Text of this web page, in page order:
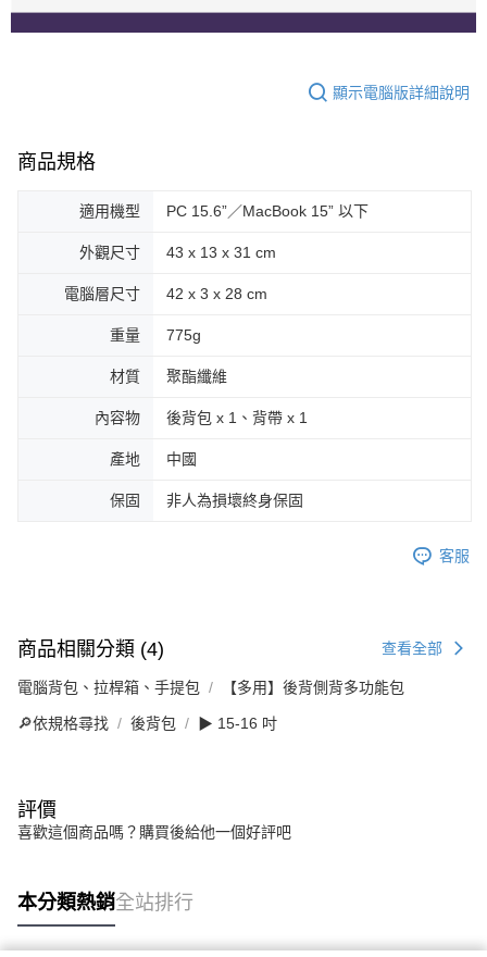
顯示電腦版詳細說明
商品規格
適用機型 PC 15.6”／MacBook 15” 以下
外觀尺寸 43 x 13 x 31 cm
電腦層尺寸 42 x 3 x 28 cm
重量 775g
材質 聚酯纖維
內容物 後背包 x 1、背帶 x 1
產地 中國
保固 非人為損壞終身保固
客服
商品相關分類 (4) 查看全部
電腦背包、拉桿箱、手提包 【多用】後背側背多功能包
🔎依規格尋找 後背包 ▶ 15-16 吋
評價
喜歡這個商品嗎？購買後給他一個好評吧
本分類熱銷全站排行